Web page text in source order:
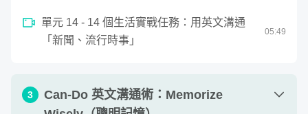
單元 14 - 14 個生活實戰任務：用英文溝通
「新聞、流行時事」
05:49
3
Can-Do 英文溝通術：Memorize